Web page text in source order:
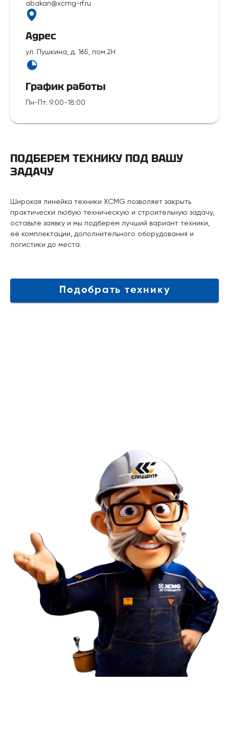
abakan@xcmg-rf.ru
Адрес
ул. Пушкина, д. 165, пом.2Н
График работы
Пн-Пт: 9:00-18:00
ПОДБЕРЕМ ТЕХНИКУ ПОД ВАШУ
ЗАДАЧУ
Широкая линейка техники XCMG позволяет закрыть
практически любую техническую и строительную задачу,
оставьте заявку и мы подберем лучший вариант техники,
её комплектации, дополнительного оборудования и
логистики до места.
Подобрать технику